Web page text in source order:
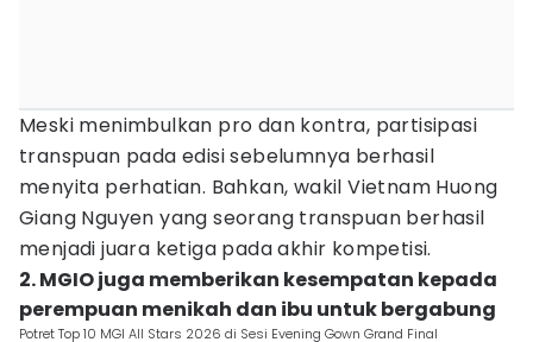
Meski menimbulkan pro dan kontra, partisipasi
transpuan pada edisi sebelumnya berhasil
menyita perhatian. Bahkan, wakil Vietnam Huong
Giang Nguyen yang seorang transpuan berhasil
menjadi juara ketiga pada akhir kompetisi.
2. MGIO juga memberikan kesempatan kepada
perempuan menikah dan ibu untuk bergabung
Potret Top 10 MGI All Stars 2026 di Sesi Evening Gown Grand Final